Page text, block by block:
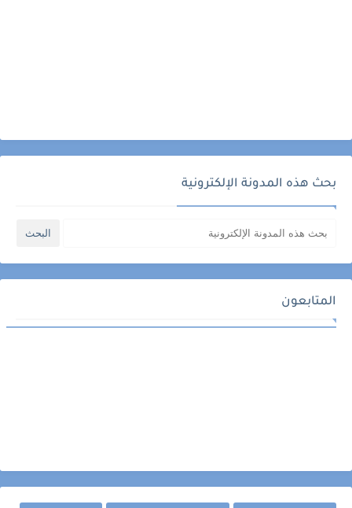
بحث هذه المدونة الإلكترونية
المتابعون